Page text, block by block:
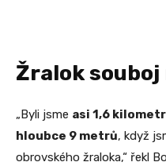
Žralok
„Byli jsme asi 1,6
hloubce 9 metrů, když
obrovského žraloka,“ řekl